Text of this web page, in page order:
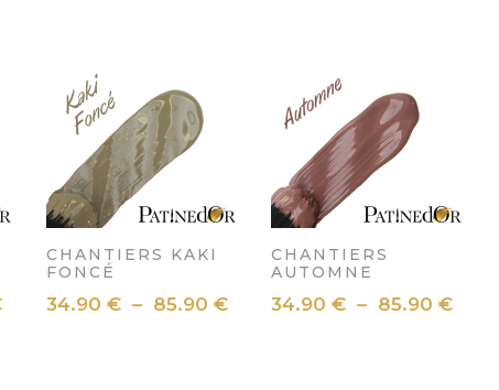
Plage
CHANTIERS KAKI
FONCÉ
34.90 € – 85.90 €Plage
CHANTIERS
AUTOMNE
34.90€ – 85.90€Plage